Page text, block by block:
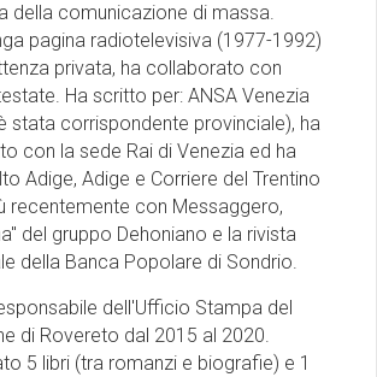
della comunicazione di massa.
pagina radiotelevisiva (1977-1992)
privata, ha collaborato con
Ha scritto per: ANSA Venezia
stata corrispondente provinciale), ha
con la sede Rai di Venezia ed ha
Adige, Adige e Corriere del Trentino
recentemente con Messaggero,
del gruppo Dehoniano e la rivista
della Banca Popolare di Sondrio.
dell'Ufficio Stampa del
di Rovereto dal 2015 al 2020.
5 libri (tra romanzi e biografie) e 1